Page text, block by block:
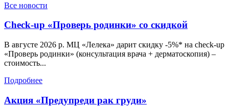
Все новости
Check-up «Проверь родинки» со скидкой
В августе 2026 р. МЦ «Лелека» дарит скидку -5%* на check-up
«Проверь родинки» (консультация врача + дерматоскопия) –
стоимость...
Подробнее
Акция «Предупреди рак груди»